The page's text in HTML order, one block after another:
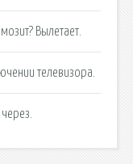
Вылетает.
телевизора.